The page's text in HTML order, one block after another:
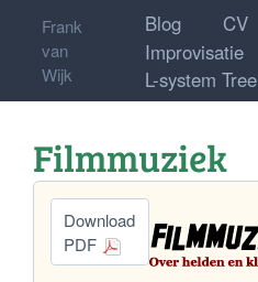
Frank
van
Wijk
Blog CV
Improvisatie
L-system Tree
Filmmuziek
Download
PDF